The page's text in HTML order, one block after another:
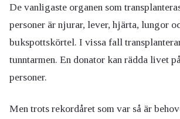
De vanligaste organen som
personer är njurar, lever, hjärta, lungor
bukspottskörtel. I vissa fall
tunntarmen. En donator kan rädda livet
personer.
Men trots rekordåret som var så är